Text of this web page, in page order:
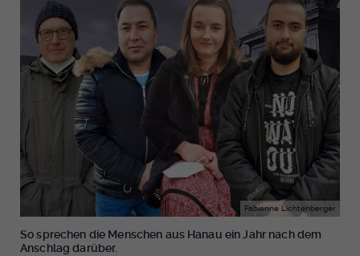
Fabienne Lichtenberger
So sprechen die Menschen aus Hanau ein Jahr nach dem
Anschlag darüber.